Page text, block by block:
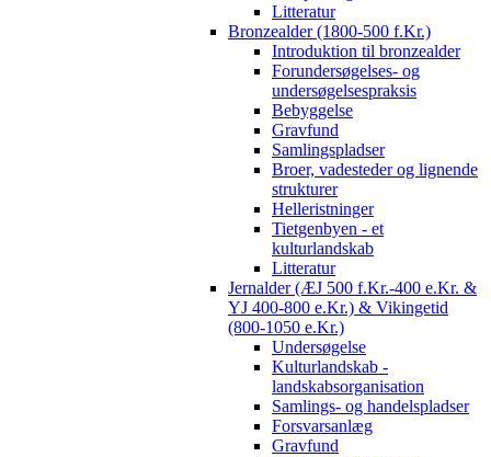
Litteratur
Bronzealder (1800-500 f.Kr.)
Introduktion til bronzealder
Forundersøgelses- og
undersøgelsespraksis
Bebyggelse
Gravfund
Samlingspladser
Broer, vadesteder og lignende
strukturer
Helleristninger
Tietgenbyen - et
kulturlandskab
Litteratur
Jernalder (ÆJ 500 f.Kr.-400 e.Kr. &
YJ 400-800 e.Kr.) & Vikingetid
(800-1050 e.Kr.)
Undersøgelse
Kulturlandskab -
landskabsorganisation
Samlings- og handelspladser
Forsvarsanlæg
Gravfund